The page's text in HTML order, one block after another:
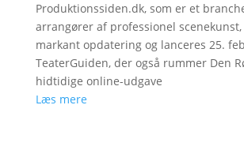
Produktionssiden.dk, som er et
arrangører af professionel
markant opdatering og lanceres 25.
TeaterGuiden, der også rummer Den
hidtidige online-udgave
Læs mere